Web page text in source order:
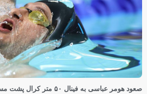
صعود هومر عباسی به فینال ۵۰ متر کرال پشت مسابقات غرب آسیا